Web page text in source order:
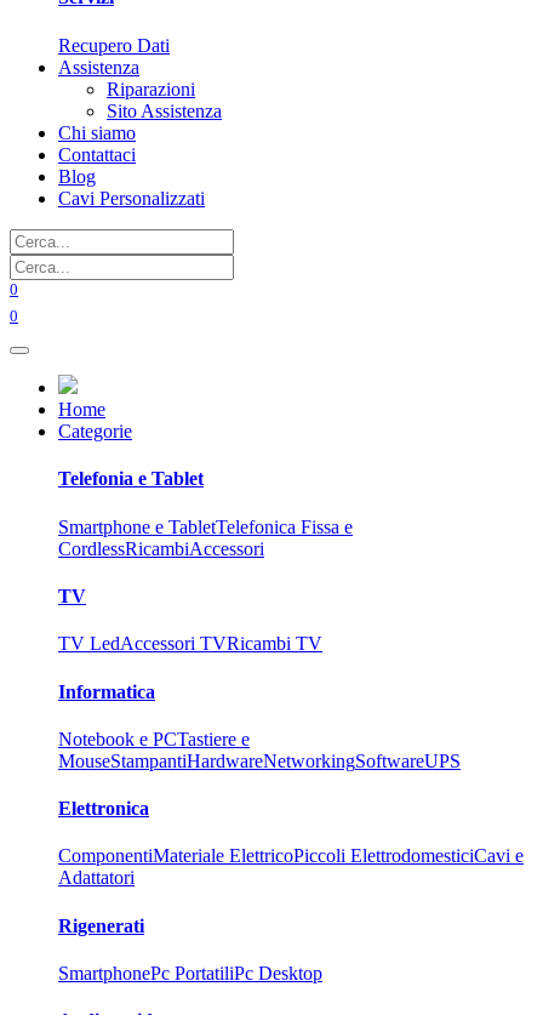
Recupero Dati
Assistenza
Riparazioni
Sito Assistenza
Chi siamo
Contattaci
Blog
Cavi Personalizzati
0
0
Home
Categorie
Telefonia e Tablet
Smartphone e TabletTelefonica Fissa e
CordlessRicambiAccessori
TV
TV LedAccessori TVRicambi TV
Informatica
Notebook e PCTastiere e
MouseStampantiHardwareNetworkingSoftwareUPS
Elettronica
ComponentiMateriale ElettricoPiccoli ElettrodomesticiCavi e
Adattatori
Rigenerati
SmartphonePc PortatiliPc Desktop